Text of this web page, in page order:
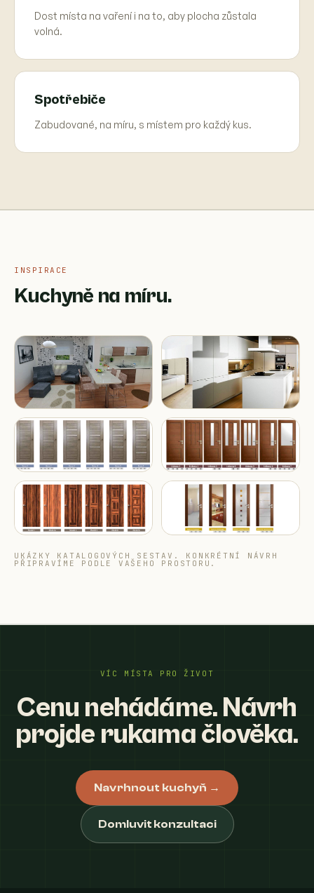
Dost místa na vaření i na to, aby plocha zůstala
volná.
Spotřebiče
Zabudované, na míru, s místem pro každý kus.
INSPIRACE
Kuchyně na míru.
UKÁZKY KATALOGOVÝCH SESTAV. KONKRÉTNÍ NÁVRH
PŘIPRAVÍME PODLE VAŠEHO PROSTORU.
VÍC MÍSTA PRO ŽIVOT
Cenu nehádáme. Návrh
projde rukama člověka.
Navrhnout kuchyň →
Domluvit konzultaci